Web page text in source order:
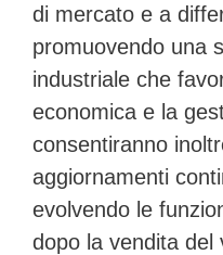
di mercato e a
promuovendo una
industriale che
economica e la
consentiranno
aggiornamenti
evolvendo le
dopo la vendita del